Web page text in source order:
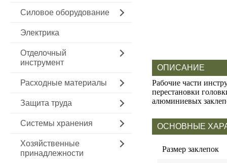
Силовое оборудование
Электрика
Отделочный
инструмент
Расходные материалы
Защита труда
Системы хранения
Хозяйственные
принадлежности
ОПИСАНИЕ
Рабочие части
перестановки
алюминиевых
ОСНОВНЫЕ
Размер заклепок